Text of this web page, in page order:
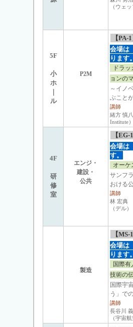
（ウェ
5F
小
ホ
ル
P2M
【PA-1
会場は
ります。
ドラ
ョンの
～イノ
ぶこと
講師
緒方 慎
Institute）
4F
研
修
室
エンジ・
建設・
公共
【EG-1
会場は
す。
オーケ
サンフ
おける
講師
林 宏典
（デル）
製造
【MS-1
会場は
ります。
国際
技術の
国際宇
う」で
講師
長谷川
（宇宙